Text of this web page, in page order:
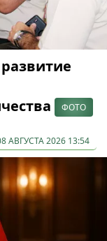
ФОТО
АВГУСТА 2026 13:54